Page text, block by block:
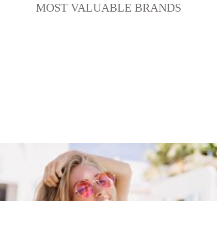
MOST VALUABLE BRANDS